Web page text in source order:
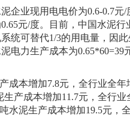
企业现用电电价为0.6-0.7元
元/度。目前，中国水泥行
统可替代1/3的用电量，因
电力生产成本为0.65*60=39
成本增加7.8元，全行业全年
产成本增加11.7元，全行
水泥生产成本增加19.5元，